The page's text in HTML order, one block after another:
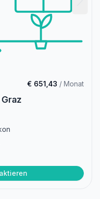
€ 651,43 / Monat